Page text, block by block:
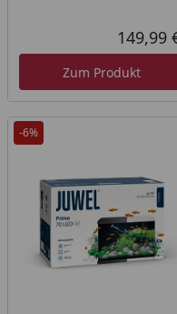
149,99
Zum Produkt
-6%